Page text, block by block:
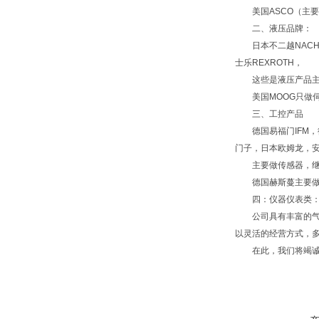
美国ASCO（主要
二、液压品牌：
日本不二越NACHI
士乐REXROTH，
这些是液压产品主
美国MOOG只做
三、工控产品
德国易福门IFM，德
门子，日本欧姆龙，
主要做传感器，继
德国赫斯蔓主要
四：仪器仪表类：
公司具有丰富的气
以灵活的经营方式，
在此，我们将竭诚